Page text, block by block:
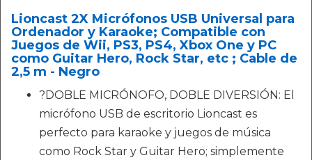
Lioncast 2X Micrófonos USB Universal para
Ordenador y Karaoke; Compatible con
Juegos de Wii, PS3, PS4, Xbox One y PC
como Guitar Hero, Rock Star, etc ; Cable de
2,5 m - Negro
?DOBLE MICRÓNOFO, DOBLE DIVERSIÓN: El
micrófono USB de escritorio Lioncast es
perfecto para karaoke y juegos de música
como Rock Star y Guitar Hero; simplemente